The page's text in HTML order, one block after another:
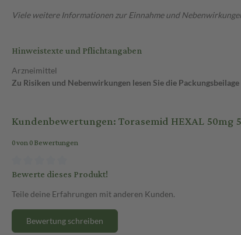
Viele weitere Informationen zur Einnahme und
Hinweistexte und Pflichtangaben
Arzneimittel
Zu Risiken und Nebenwirkungen lesen Sie die
Kundenbewertungen: Torasemid HEXAL 50mg
0 von 0 Bewertungen
Bewerte dieses Produkt!
Teile deine Erfahrungen mit anderen Kunden.
Bewertung schreiben